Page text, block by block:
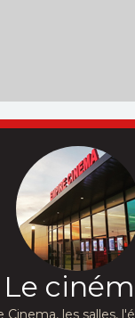
Le
Cinema, les salles,